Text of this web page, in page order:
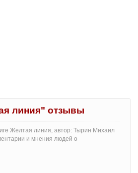
линия" отзывы
Желтая линия, автор: Тырин Михаил
и мнения людей о